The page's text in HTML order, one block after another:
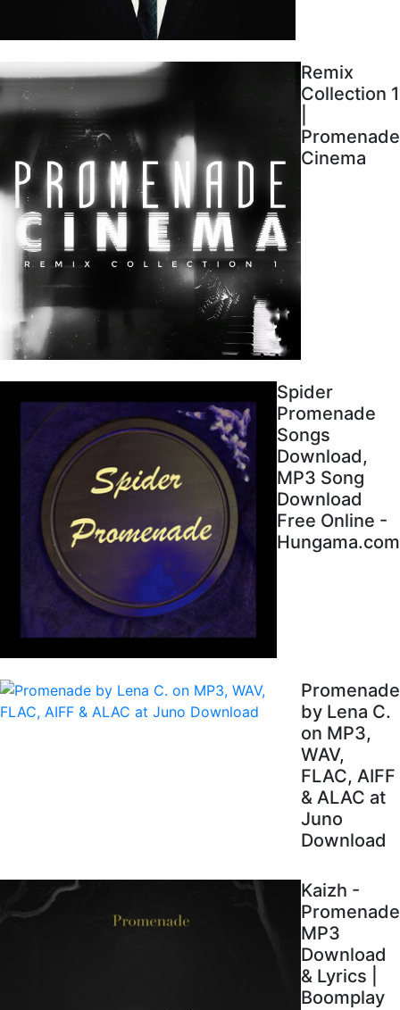
Remix
Collection 1
Promenade
Cinema
Spider
Promenade
Songs
Download,
MP3 Song
Download
Free Online -
Hungama.com
Promenade
by Lena C.
on MP3,
WAV,
FLAC, AIFF
& ALAC at
Juno
Download
Kaizh -
Promenade
MP3
Download
& Lyrics |
Boomplay